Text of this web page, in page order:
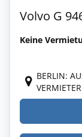
Volvo G
Keine
BERLIN: